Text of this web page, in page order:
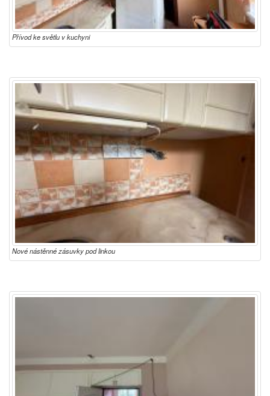
Přívod ke světlu v kuchyni
Nové nástěnné zásuvky pod linkou